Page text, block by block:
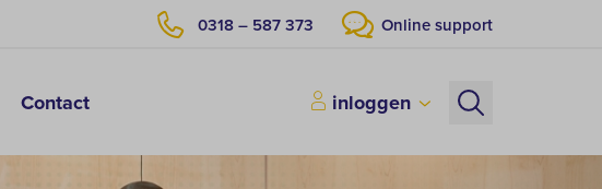
Contact
0318 – 587 373 Online support
inloggen